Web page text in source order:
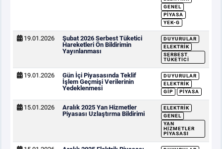
GENEL
PIYASA
YEK-G
19.01.2026
Şubat 2026 Serbest Tüketici
Hareketleri Ön Bildirimin
Yayınlanması
DUYURULAR
ELEKTRIK
SERBEST
TÜKETICI
19.01.2026
Gün İçi Piyasasında Teklif
İşlem Geçmişi Verilerinin
Yedeklenmesi
DUYURULAR
ELEKTRIK
GİP
PIYASA
15.01.2026
Aralık 2025 Yan Hizmetler
Piyasası Uzlaştırma Bildirimi
ELEKTRIK
GENEL
YAN
HIZMETLER
PIYASASI